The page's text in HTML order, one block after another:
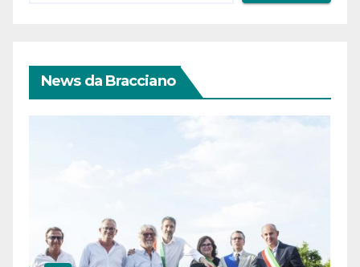
News da Bracciano